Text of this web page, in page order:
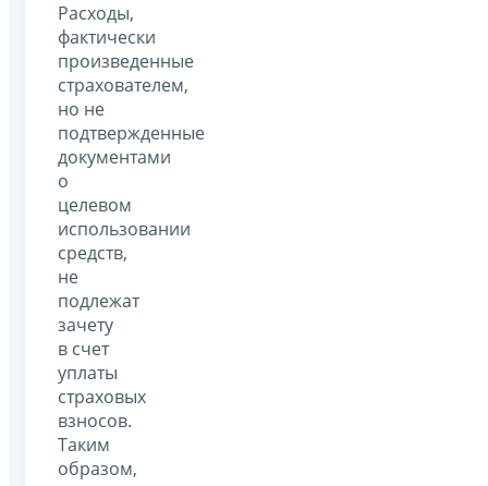
Расходы,
фактически
произведенные
страхователем,
но не
подтвержденные
документами
о
целевом
использовании
средств,
не
подлежат
зачету
в счет
уплаты
страховых
взносов.
Таким
образом,